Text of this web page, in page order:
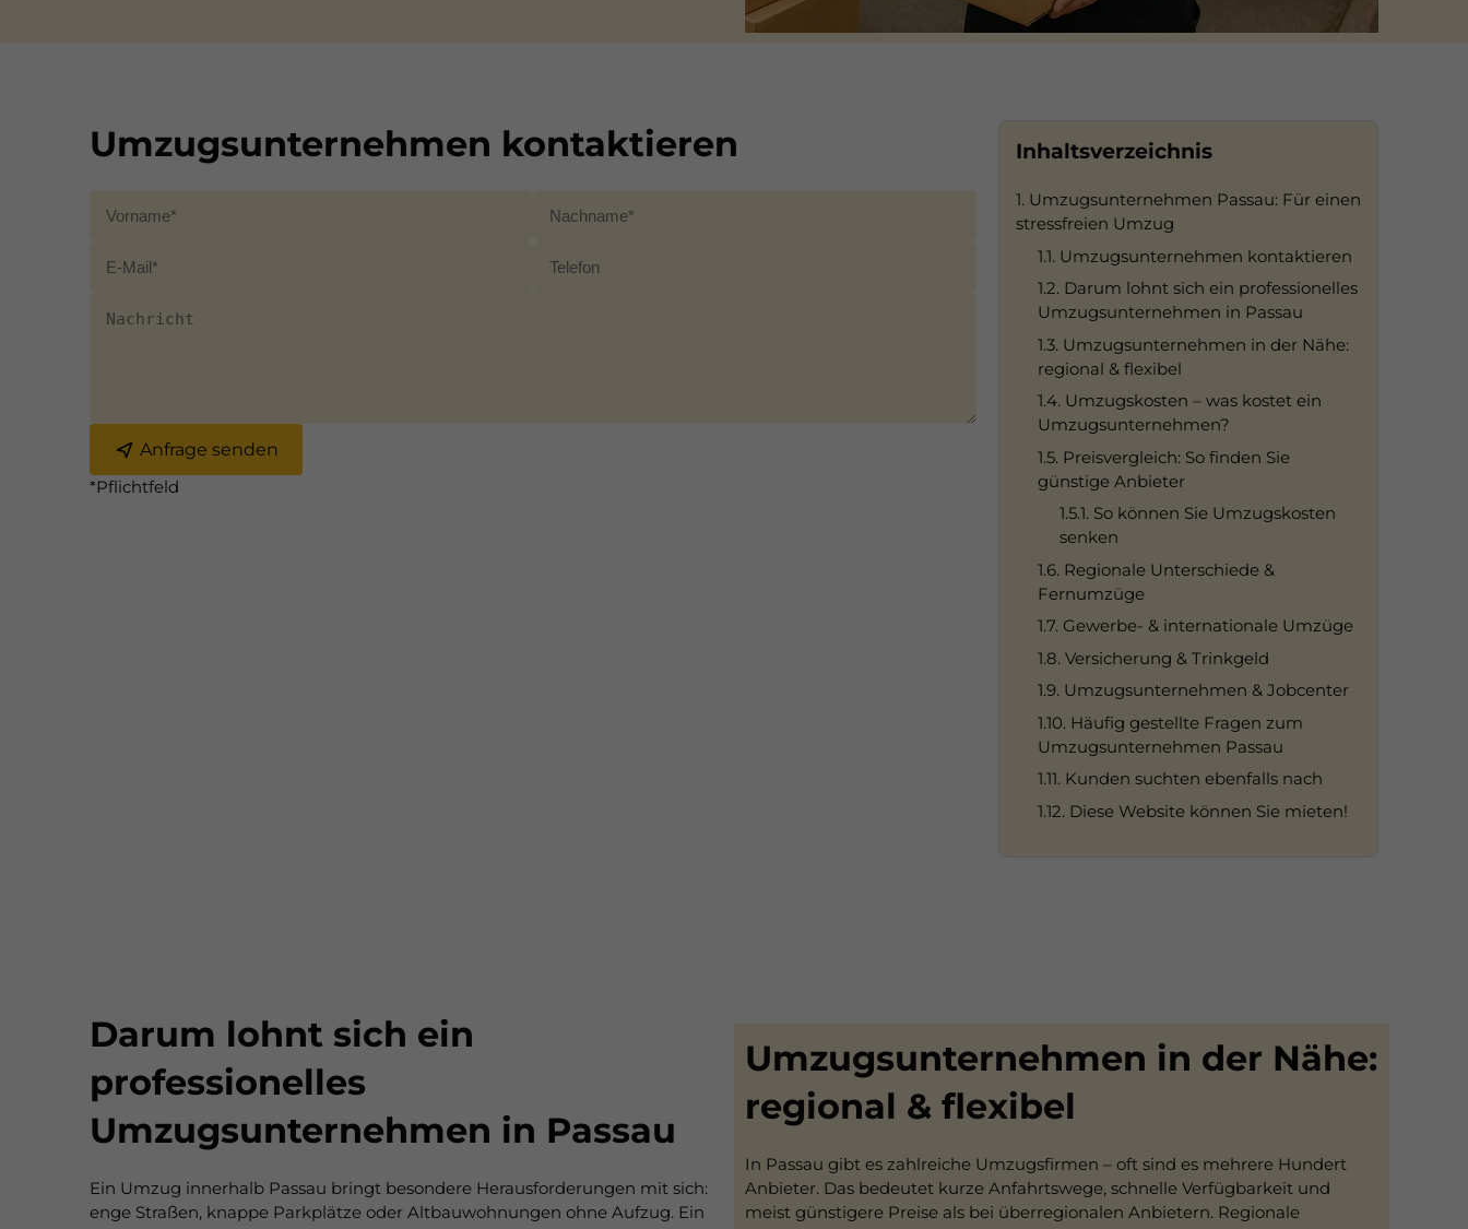
Umzugsunternehmen kontaktieren
Anfrage senden
*Pflichtfeld
Inhaltsverzeichnis
1. Umzugsunternehmen Passau: Für einen
stressfreien Umzug
1.1. Umzugsunternehmen kontaktieren
1.2. Darum lohnt sich ein professionelles
Umzugsunternehmen in Passau
1.3. Umzugsunternehmen in der Nähe:
regional & flexibel
1.4. Umzugskosten – was kostet ein
Umzugsunternehmen?
1.5. Preisvergleich: So finden Sie
günstige Anbieter
1.5.1. So können Sie Umzugskosten
senken
1.6. Regionale Unterschiede &
Fernumzüge
1.7. Gewerbe- & internationale Umzüge
1.8. Versicherung & Trinkgeld
1.9. Umzugsunternehmen & Jobcenter
1.10. Häufig gestellte Fragen zum
Umzugsunternehmen Passau
1.11. Kunden suchten ebenfalls nach
1.12. Diese Website können Sie mieten!
Darum lohnt sich ein
professionelles
Umzugsunternehmen in Passau
Ein Umzug innerhalb Passau bringt besondere Herausforderungen mit sich:
enge Straßen, knappe Parkplätze oder Altbauwohnungen ohne Aufzug. Ein
Umzugsunternehmen in der Nähe:
regional & flexibel
In Passau gibt es zahlreiche Umzugsfirmen – oft sind es mehrere Hundert
Anbieter. Das bedeutet kurze Anfahrtswege, schnelle Verfügbarkeit und
meist günstigere Preise als bei überregionalen Anbietern. Regionale